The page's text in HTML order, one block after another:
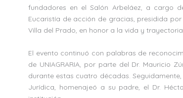
fundadores en el Salón Arbeláez, a cargo
Eucaristía de acción de gracias, presidida
Villa del Prado, en honor a la vida y
El evento continuó con palabras de
de UNIAGRARIA, por parte del Dr. Mauricio
durante estas cuatro décadas.
Jurídica, homenajeó a su padre, el Dr.